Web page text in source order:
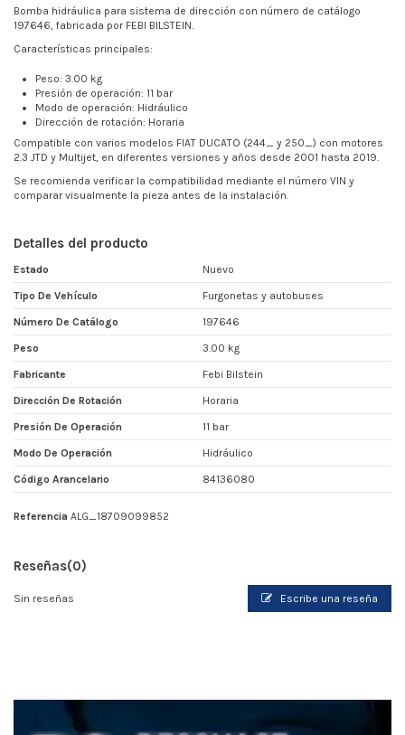
Bomba hidráulica para sistema de dirección con número de catálogo
197646, fabricada por FEBI BILSTEIN.
Características principales:
Peso: 3.00 kg
Presión de operación: 11 bar
Modo de operación: Hidráulico
Dirección de rotación: Horaria
Compatible con varios modelos FIAT DUCATO (244_ y 250_) con motores
2.3 JTD y Multijet, en diferentes versiones y años desde 2001 hasta 2019.
Se recomienda verificar la compatibilidad mediante el número VIN y
comparar visualmente la pieza antes de la instalación.
Detalles del producto
Estado Nuevo
Tipo De Vehículo Furgonetas y autobuses
Número De Catálogo 197646
Peso 3.00 kg
Fabricante Febi Bilstein
Dirección De Rotación Horaria
Presión De Operación 11 bar
Modo De Operación Hidráulico
Código Arancelario 84136080
Referencia ALG_18709099852
Reseñas(0)
Sin reseñas Escribe una reseña